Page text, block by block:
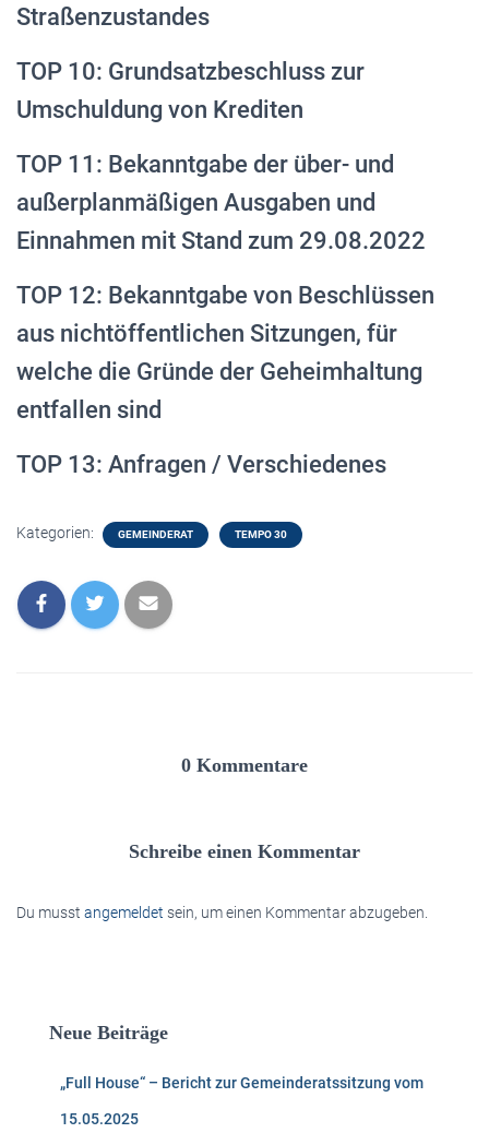
Straßenzustandes
TOP 10: Grundsatzbeschluss zur
Umschuldung von Krediten
TOP 11: Bekanntgabe der über- und
außerplanmäßigen Ausgaben und
Einnahmen mit Stand zum 29.08.2022
TOP 12: Bekanntgabe von Beschlüssen
aus nichtöffentlichen Sitzungen, für
welche die Gründe der Geheimhaltung
entfallen sind
TOP 13: Anfragen / Verschiedenes
Kategorien: GEMEINDERAT TEMPO 30
0 Kommentare
Schreibe einen Kommentar
Du musst angemeldet sein, um einen Kommentar abzugeben.
Neue Beiträge
„Full House“ – Bericht zur Gemeinderatssitzung vom
15.05.2025